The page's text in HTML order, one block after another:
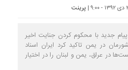
پرینت
جدید با محکوم کردن جنایت اخیر
در یمن تاکید کرد ایران اسناد
در عراق، یمن و لبنان را در اختیار